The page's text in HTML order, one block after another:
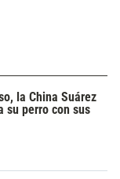
la China Suárez
su perro con sus